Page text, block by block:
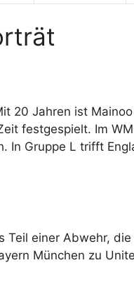
20 Jahren ist
festgespielt. Im
In Gruppe L trifft
Teil einer Abwehr,
München zu